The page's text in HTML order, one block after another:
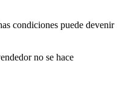
condiciones puede devenir
no se hace